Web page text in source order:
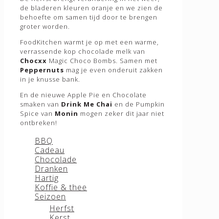
Gebruikersnaam of e-mailadres*
Wachtwoord*
Onthouden
Inloggen
Wachtwoord vergeten?
geïnteresseerd in ons assortiment? Neem dan
contact met ons op via
Home
Producten
BBQ
Accessoires
Lolly’s
Marshmallows
Zuurstokken
BBQ
Accessoires
BBQ Marshmallows
BBQ Gifts
BBQ Kruiden & Specerijen
Marinades & Sauzen
Choco Bombs
Chocolade Repen
Chocolade Cadeaus
Warme Chocolade
de bladeren kleuren oranje en we zien de
behoefte om samen tijd door te brengen
groter worden.
FoodKitchen warmt je op met een warme,
verrassende kop chocolade melk van
Chocxx Magic Choco Bombs. Samen met
Peppernuts mag je even onderuit zakken
in je knusse bank.
En de nieuwe Apple Pie en Chocolate
smaken van Drink Me Chai en de Pumpkin
Spice van Monin mogen zeker dit jaar niet
ontbreken!
BBQ
Cadeau
Chocolade
Dranken
Hartig
Koffie & thee
Seizoen
Herfst